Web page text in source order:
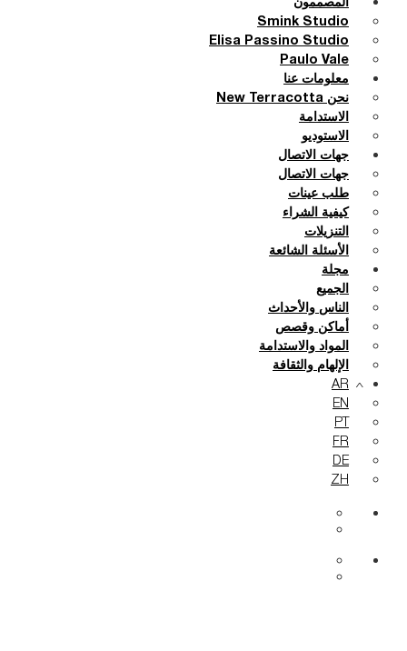
المصممون
Smink Studio
Elisa Passino Studio
Paulo Vale
معلومات عنا
نحن New Terracotta
الاستدامة
الاستوديو
جهات الاتصال
جهات الاتصال
طلب عينات
كيفية الشراء
التنزيلات
الأسئلة الشائعة
مجلة
الجميع
الناس والأحداث
أماكن وقصص
المواد والاستدامة
الإلهام والثقافة
AR
EN
PT
FR
DE
ZH